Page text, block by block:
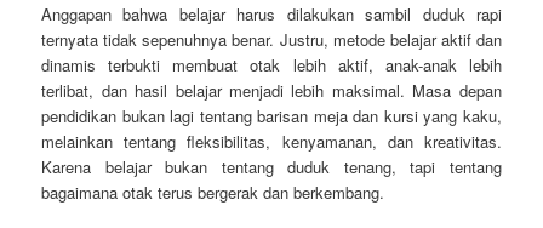
Anggapan bahwa belajar harus dilakukan sambil duduk rapi
ternyata tidak sepenuhnya benar. Justru, metode belajar aktif dan
dinamis terbukti membuat otak lebih aktif, anak-anak lebih
terlibat, dan hasil belajar menjadi lebih maksimal. Masa depan
pendidikan bukan lagi tentang barisan meja dan kursi yang kaku,
melainkan tentang fleksibilitas, kenyamanan, dan kreativitas.
Karena belajar bukan tentang duduk tenang, tapi tentang
bagaimana otak terus bergerak dan berkembang.